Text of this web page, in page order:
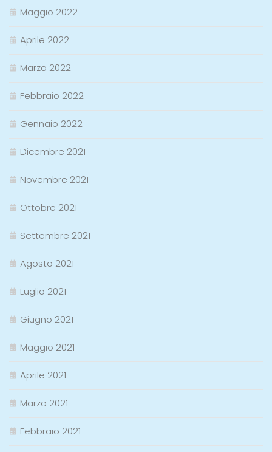
Maggio 2022
Aprile 2022
Marzo 2022
Febbraio 2022
Gennaio 2022
Dicembre 2021
Novembre 2021
Ottobre 2021
Settembre 2021
Agosto 2021
Luglio 2021
Giugno 2021
Maggio 2021
Aprile 2021
Marzo 2021
Febbraio 2021